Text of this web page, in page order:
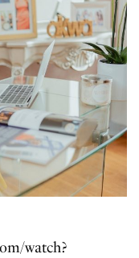
watch?